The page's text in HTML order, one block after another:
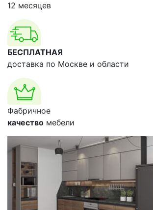
12 месяцев
БЕСПЛАТНАЯ
доставка по Москве и области
Фабричное
качество мебели